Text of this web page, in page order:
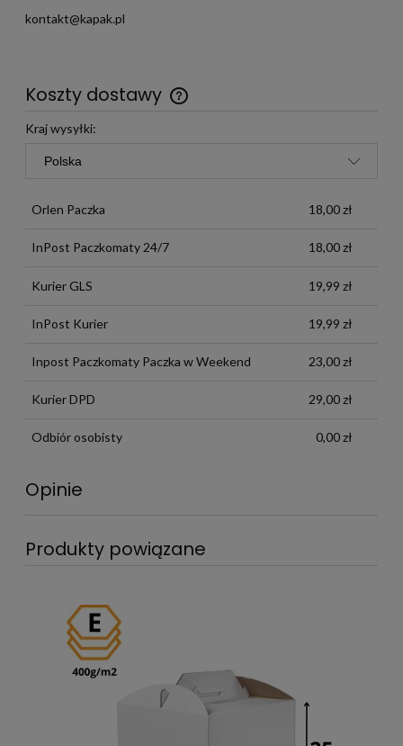
kontakt@kapak.pl
Koszty dostawy
Darmowa wysyłka już od 299 zł
Kraj wysyłki:
Orlen Paczka 18,00 zł
InPost Paczkomaty 24/7 18,00 zł
Kurier GLS 19,99 zł
InPost Kurier 19,99 zł
Inpost Paczkomaty Paczka w Weekend 23,00 zł
Kurier DPD 29,00 zł
Odbiór osobisty 0,00 zł
Opinie
Produkty powiązane